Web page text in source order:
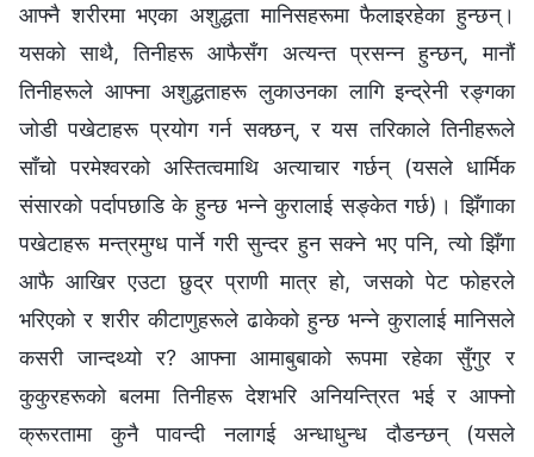
आफ्नै शरीरमा भएका अशुद्धता मानिसहरूमा फैलाइरहेका हुन्‍छन्।
यसको साथै, तिनीहरू आफैसँग अत्यन्त प्रसन्‍न हुन्छन्, मानौं
तिनीहरूले आफ्ना अशुद्धताहरू लुकाउनका लागि इन्द्रेनी रङ्गका
जोडी पखेटाहरू प्रयोग गर्न सक्छन्, र यस तरिकाले तिनीहरूले
साँचो परमेश्‍वरको अस्तित्वमाथि अत्याचार गर्छन् (यसले धार्मिक
संसारको पर्दापछाडि के हुन्छ भन्‍ने कुरालाई सङ्केत गर्छ)। झिँगाका
पखेटाहरू मन्त्रमुग्ध पार्ने गरी सुन्दर हुन सक्‍ने भए पनि, त्यो झिँगा
आफै आखिर एउटा छुद्र प्राणी मात्र हो, जसको पेट फोहरले
भरिएको र शरीर कीटाणुहरूले ढाकेको हुन्छ भन्‍ने कुरालाई मानिसले
कसरी जान्दथ्यो र? आफ्ना आमाबुबाको रूपमा रहेका सुँगुर र
कुकुरहरूको बलमा तिनीहरू देशभरि अनियन्त्रित भई र आफ्नो
क्रूरतामा कुनै पावन्दी नलागई अन्धाधुन्ध दौडन्छन् (यसले